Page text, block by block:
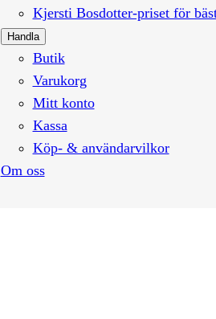
Kjersti Bosdotter-priset för
Handla
Butik
Varukorg
Mitt konto
Kassa
Köp- & användarvilkor
Om oss